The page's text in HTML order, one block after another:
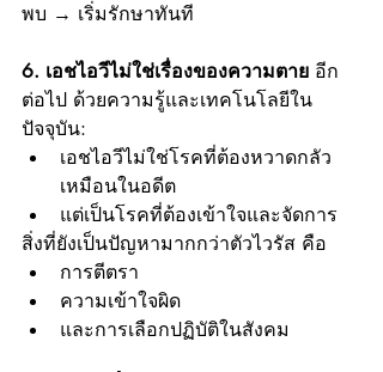
พบ → เริ่มรักษาทันที
6. เอชไอวีไม่ใช่เรื่องของความตาย อีก
ต่อไป ด้วยความรู้และเทคโนโลยีใน
ปัจจุบัน:
เอชไอวีไม่ใช่โรคที่ต้องหวาดกลัว
เหมือนในอดีต
แต่เป็นโรคที่ต้องเข้าใจและจัดการ
สิ่งที่ยังเป็นปัญหามากกว่าตัวไวรัส คือ
การตีตรา
ความเข้าใจผิด
และการเลือกปฏิบัติในสังคม